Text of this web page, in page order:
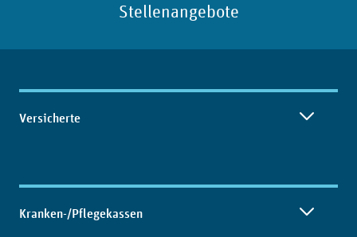
Stellenangebote
Inhaltsübersicht
Versicherte
Kranken-/Pflegekassen